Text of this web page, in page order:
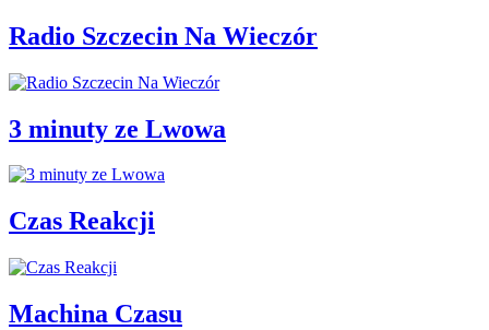
Radio Szczecin Na Wieczór
3 minuty ze Lwowa
Czas Reakcji
Machina Czasu